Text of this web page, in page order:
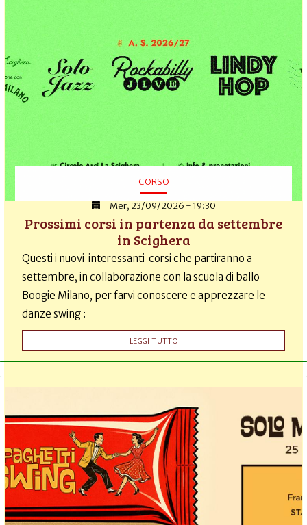
CORSO
Mer, 23/09/2026 - 19:30
Prossimi corsi in partenza da settembre
in Scighera
Questi i nuovi interessanti corsi che partiranno a
settembre, in collaborazione con la scuola di ballo
Boogie Milano, per farvi conoscere e apprezzare le
danze swing :
LEGGI TUTTO